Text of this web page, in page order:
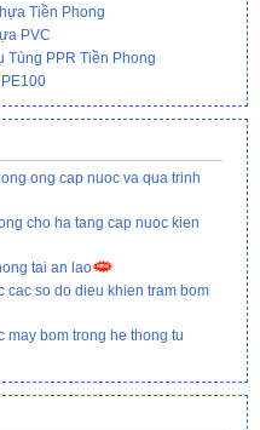
Tiền Phong
PVC
Tùng PPR Tiền Phong
ong cap nuoc va qua trinh
cho ha tang cap nuoc kien
tai an lao
cac so do dieu khien tram bom
may bom trong he thong tu